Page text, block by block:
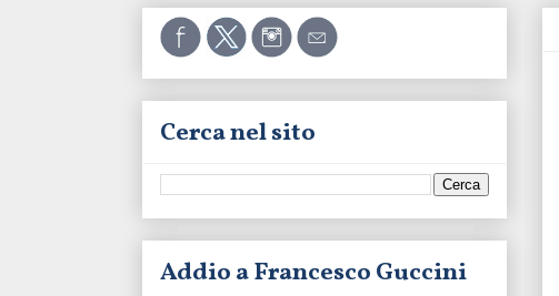
Cerca nel sito
Addio a Francesco Guccini